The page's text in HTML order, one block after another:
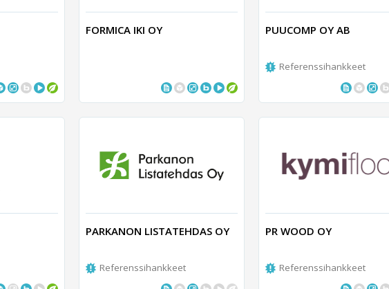
FORMICA IKI OY PUUCOMP OY AB
Referenssihankkeet
PARKANON LISTATEHDAS OY
Referenssihankkeet
PR WOOD OY
Referenssihankkeet